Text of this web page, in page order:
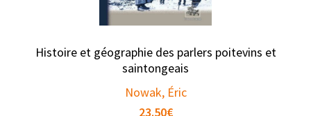
Histoire et géographie des parlers poitevins et
saintongeais
Nowak, Éric
23.50€